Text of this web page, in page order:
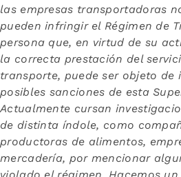
las empresas transportadoras
pueden infringir el Régimen de
persona que, en virtud de su
la correcta prestación del
transporte, puede ser objeto de
posibles sanciones de esta
Actualmente cursan
de distinta índole, como
productoras de alimentos,
mercadería, por mencionar